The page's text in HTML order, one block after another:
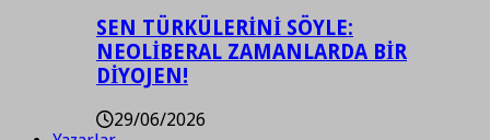
SEN TÜRKÜLERİNİ SÖYLE:
NEOLİBERAL ZAMANLARDA BİR
DİYOJEN!
29/06/2026